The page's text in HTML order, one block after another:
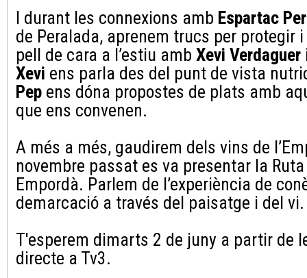
I durant les connexions amb Espartac
de Peralada, aprenem trucs per protegir
pell de cara a l’estiu amb Xevi Verdaguer
Xevi ens parla des del punt de vista
Pep ens dóna propostes de plats amb
que ens convenen.
A més a més, gaudirem dels vins de
novembre passat es va presentar la
Empordà. Parlem de l’experiència de
demarcació a través del paisatge i del vi.
T'esperem dimarts 2 de juny a partir de
directe a Tv3.